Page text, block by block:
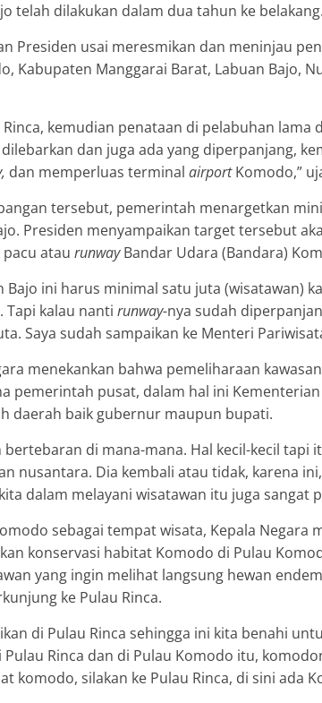
telah dilakukan dalam dua tahun ke belakang.
Presiden usai meresmikan dan meninjau
Kabupaten Manggarai Barat, Labuan Bajo,
kemudian penataan di pelabuhan lama
dan juga ada yang diperpanjang,
dan memperluas terminal airportKomodo,”
tersebut, pemerintah menargetkan
Presiden menyampaikan target tersebut
atau runwayBandar Udara (Bandara)
Bajo ini harus minimal satu juta (wisatawan)
Tapi kalau nanti runway-nya sudah
Saya sudah sampaikan ke Menteri
menekankan bahwa pemeliharaan
pemerintah pusat, dalam hal ini
daerah baik gubernur maupun bupati.
bertebaran di mana-mana. Hal kecil-kecil
nusantara. Dia kembali atau tidak, karena
dalam melayani wisatawan itu juga sangat
sebagai tempat wisata, Kepala Negara
konservasi habitat Komodo di Pulau
yang ingin melihat langsung hewan
ke Pulau Rinca.
di Pulau Rinca sehingga ini kita benahi
Rinca dan di Pulau Komodo itu,
komodo, silakan ke Pulau Rinca, di sini ada